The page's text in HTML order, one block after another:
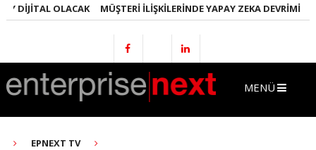
DIJITAL OLACAK MÜŞTERI İLIŞKILERINDE YAPAY ZEKA DEVRIMI
MENÜ
EPNEXT TV